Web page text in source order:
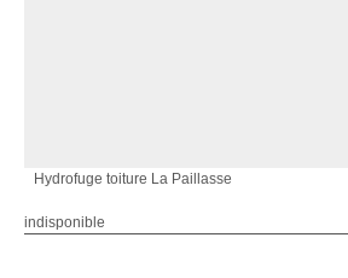
Hydrofuge toiture La Paillasse
indisponible